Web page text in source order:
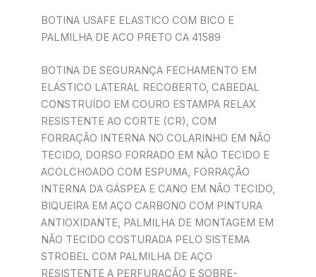
BOTINA USAFE ELASTICO COM BICO E
PALMILHA DE ACO PRETO CA 41589
BOTINA DE SEGURANÇA FECHAMENTO EM
ELÁSTICO LATERAL RECOBERTO, CABEDAL
CONSTRUÍDO EM COURO ESTAMPA RELAX
RESISTENTE AO CORTE (CR), COM
FORRAÇÃO INTERNA NO COLARINHO EM NÃO
TECIDO, DORSO FORRADO EM NÃO TECIDO E
ACOLCHOADO COM ESPUMA, FORRAÇÃO
INTERNA DA GÁSPEA E CANO EM NÃO TECIDO,
BIQUEIRA EM AÇO CARBONO COM PINTURA
ANTIOXIDANTE, PALMILHA DE MONTAGEM EM
NÃO TECIDO COSTURADA PELO SISTEMA
STROBEL COM PALMILHA DE AÇO
RESISTENTE A PERFURAÇÃO E SOBRE-